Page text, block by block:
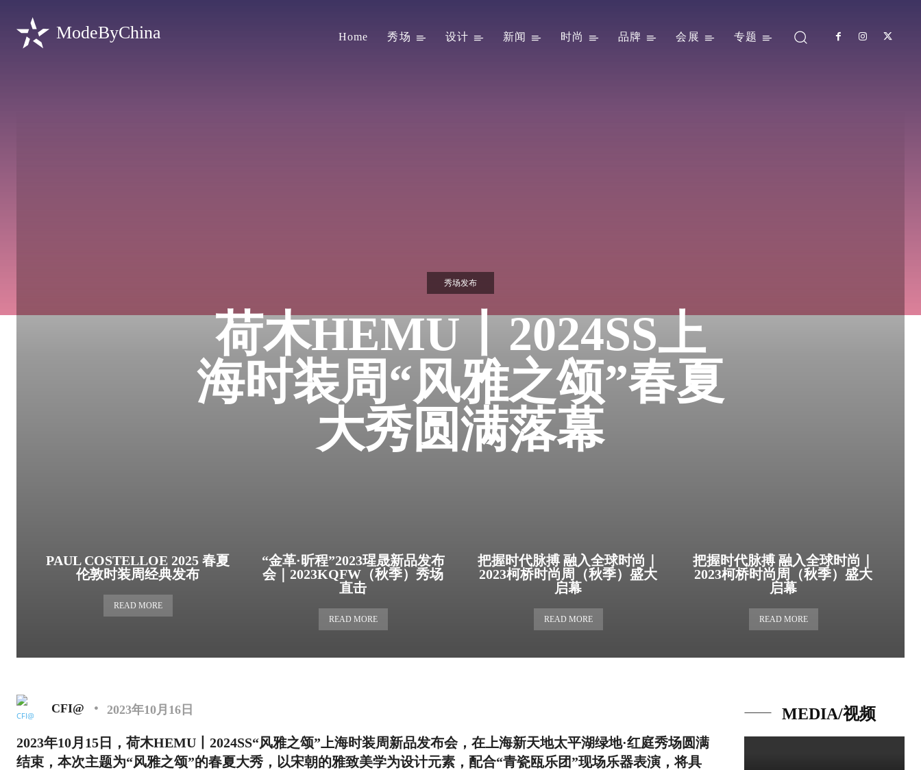
ModeByChina Home 秀场 设计 新闻 时尚 品牌 会展 专题
秀场发布
荷木HEMU丨2024SS上
海时装周“风雅之颂”春夏
大秀圆满落幕
PAUL COSTELLOE 2025 春夏
伦敦时装周经典发布
READ MORE
“金革·昕程”2023瑆晟新品发布
会｜2023KQFW（秋季）秀场
直击
READ MORE
把握时代脉搏 融入全球时尚｜
2023柯桥时尚周（秋季）盛大
启幕
READ MORE
把握时代脉搏 融入全球时尚｜
2023柯桥时尚周（秋季）盛大
启幕
READ MORE
CFI@ 2023年10月16日
2023年10月15日，荷木HEMU丨2024SS“风雅之颂”上海时装周新品发布会，在上海新天地太平湖绿地·红庭秀场圆满
结束，本次主题为“风雅之颂”的春夏大秀，以宋朝的雅致美学为设计元素，配合“青瓷瓯乐团”现场乐器表演，将具
MEDIA/视频